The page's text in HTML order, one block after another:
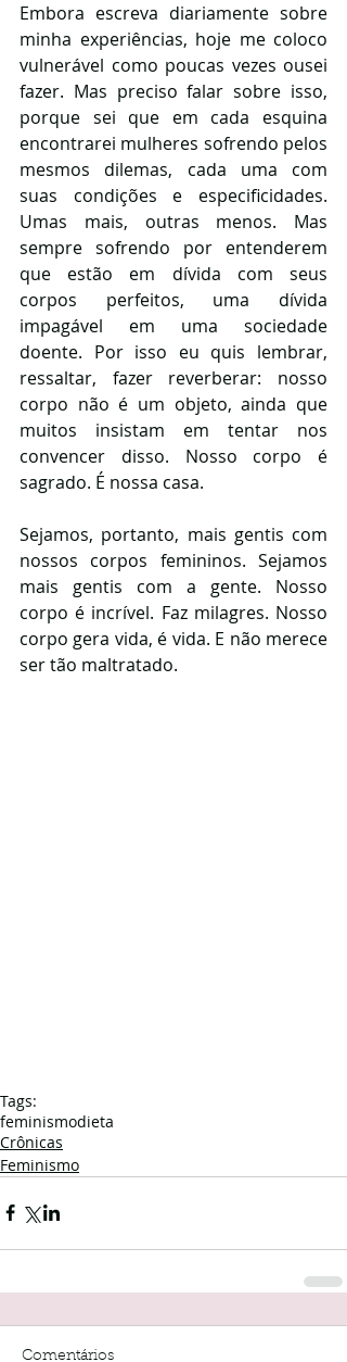
Embora escreva diariamente sobre
minha experiências, hoje me coloco
vulnerável como poucas vezes ousei
fazer. Mas preciso falar sobre isso,
porque sei que em cada esquina
encontrarei mulheres sofrendo pelos
mesmos dilemas, cada uma com
suas condições e especificidades.
Umas mais, outras menos. Mas
sempre sofrendo por entenderem
que estão em dívida com seus
corpos perfeitos, uma dívida
impagável em uma sociedade
doente. Por isso eu quis lembrar,
ressaltar, fazer reverberar: nosso
corpo não é um objeto, ainda que
muitos insistam em tentar nos
convencer disso. Nosso corpo é
sagrado. É nossa casa.
Sejamos, portanto, mais gentis com
nossos corpos femininos. Sejamos
mais gentis com a gente. Nosso
corpo é incrível. Faz milagres. Nosso
corpo gera vida, é vida. E não merece
ser tão maltratado.
Tags:
feminismodieta
Crônicas
Feminismo
Comentários